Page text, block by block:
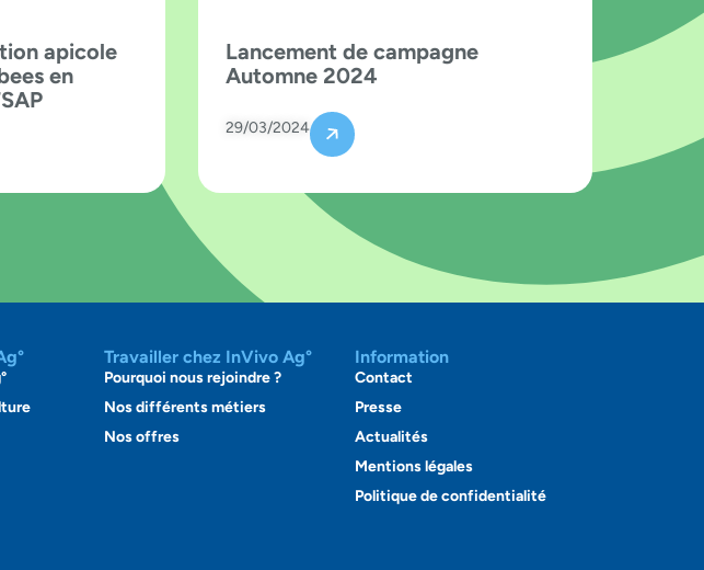
apicole
en
Lancement de campagne
Automne 2024
29/03/2024
Travailler chez InVivo Ag°
Pourquoi nous rejoindre ?
Nos différents métiers
Nos offres
Information
Contact
Presse
Actualités
Mentions légales
Politique de confidentialité